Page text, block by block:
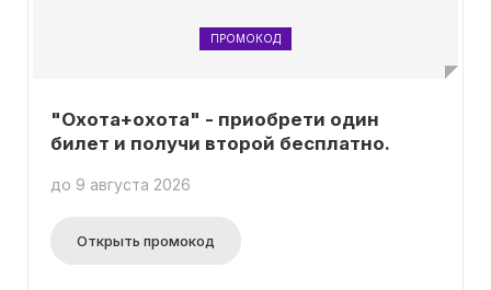
ПРОМОКОД
"Охота+охота" - приобрети один
билет и получи второй бесплатно.
до 9 августа 2026
Открыть промокод